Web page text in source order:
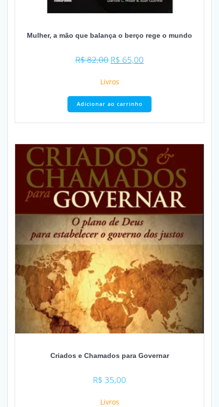
Mulher, a mão que balança o berço rege o mundo
R$82,00 O
original
R$ 82,00.
R$ 65,00
R$ 65,00.
Livros
Adicionar ao carrinho
Criados e Chamados para Governar
R$ 35,00
Livros